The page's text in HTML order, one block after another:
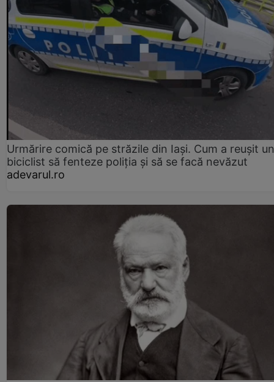
Urmărire comică pe străzile din Iași. Cum a reușit un
biciclist să fenteze poliția și să se facă nevăzut
adevarul.ro